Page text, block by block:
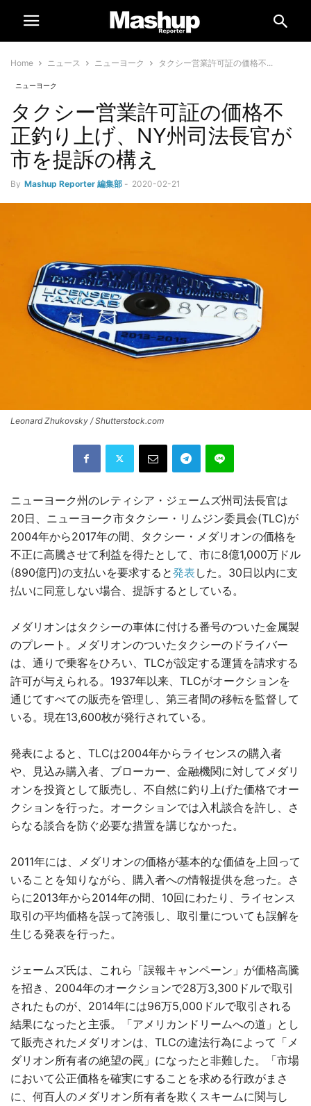
Home ニュース ニューヨーク タクシー営業許可証の価格不...
ニューヨーク
タクシー営業許可証の価格不
正釣り上げ、NY州司法長官が
市を提訴の構え
By Mashup Reporter 編集部 - 2020-02-21
Leonard Zhukovsky / Shutterstock.com
ニューヨーク州のレティシア・ジェームズ州司法長官は
20日、ニューヨーク市タクシー・リムジン委員会(TLC)が
2004年から2017年の間、タクシー・メダリオンの価格を
不正に高騰させて利益を得たとして、市に8億1,000万ドル
(890億円)の支払いを要求すると発表 した。30日以内に支
払いに同意しない場合、提訴するとしている。
メダリオンはタクシーの車体に付ける番号のついた金属製
のプレート。メダリオンのついたタクシーのドライバー
は、通りで乗客をひろい、TLCが設定する運賃を請求する
許可が与えられる。1937年以来、TLCがオークションを
通じてすべての販売を管理し、第三者間の移転を監督して
いる。現在13,600枚が発行されている。
発表によると、TLCは2004年からライセンスの購入者
や、見込み購入者、ブローカー、金融機関に対してメダリ
オンを投資として販売し、不自然に釣り上げた価格でオー
クションを行った。オークションでは入札談合を許し、さ
らなる談合を防ぐ必要な措置を講じなかった。
2011年には、メダリオンの価格が基本的な価値を上回って
いることを知りながら、購入者への情報提供を怠った。さ
らに2013年から2014年の間、10回にわたり、ライセンス
取引の平均価格を誤って誇張し、取引量についても誤解を
生じる発表を行った。
ジェームズ氏は、これら「誤報キャンペーン」が価格高騰
を招き、2004年のオークションで28万3,300ドルで取引
されたものが、2014年には96万5,000ドルで取引される
結果になったと主張。「アメリカンドリームへの道」とし
て販売されたメダリオンは、TLCの違法行為によって「メ
ダリオン所有者の絶望の罠」になったと非難した。「市場
において公正価格を確実にすることを求める行政がまさ
に、何百人のメダリオン所有者を欺くスキームに関与し